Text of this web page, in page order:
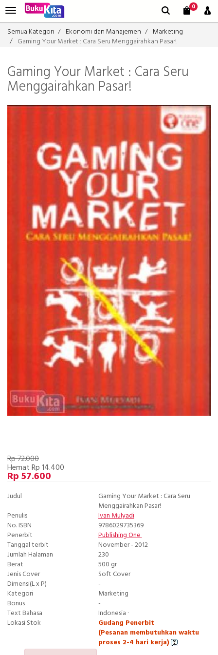
0
Semua Kategori Ekonomi dan Manajemen
Marketing
Gaming Your Market : Cara Seru Menggairahkan Pasar!
Gaming Your Market : Cara Seru
Menggairahkan Pasar!
Rp 72.000
Hemat Rp 14.400
Rp 57.600
Judul
Gaming Your Market : Cara Seru
Menggairahkan Pasar!
Penulis
Ivan Mulyadi
No. ISBN
9786029735369
Penerbit
Publishing One
Tanggal terbit
November - 2012
Jumlah Halaman
230
Berat
500 gr
Jenis Cover
Soft Cover
Dimensi(L x P)
-
Kategori
Marketing
Bonus
-
Text Bahasa
Indonesia ·
Lokasi Stok
Gudang Penerbit
(Pesanan membutuhkan waktu
proses 2-4 hari kerja)